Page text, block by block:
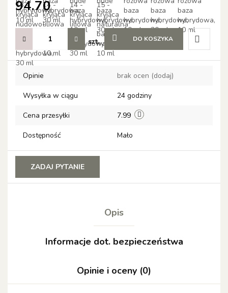
94.70
szt. DO KOSZYKA
Do
Opinie brak ocen (dodaj)
Wysyłka w ciągu 24 godziny
Cena przesyłki 7.99
Dostępność Mało
ZADAJ PYTANIE
Opis
Informacje dot. bezpieczeństwa
Opinie i oceny (0)